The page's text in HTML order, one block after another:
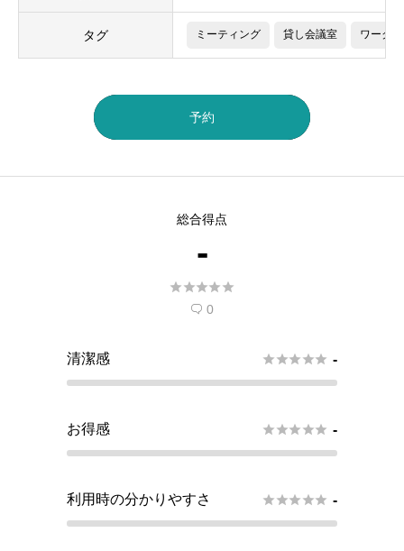
タグ ミーティング 貸し会議室 ワーク
予約
総合得点
-

 0
清潔感  -
お得感  -
利用時の分かりやすさ  -